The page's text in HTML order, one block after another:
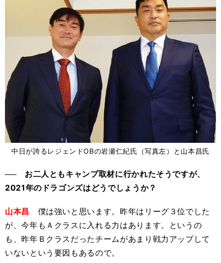
中日が誇るレジェンドOBの岩瀬仁紀氏（写真左）と山本昌氏
── お二人ともキャンプ取材に行かれたそうですが、
2021年のドラゴンズはどうでしょうか？
山本昌 僕は強いと思います。昨年はリーグ３位でした
が、今年もＡクラスに入れる力はあります。というの
も、昨年Ｂクラスだったチームがあまり戦力アップして
いないという要因もあるので。